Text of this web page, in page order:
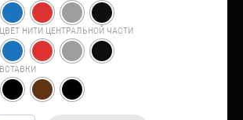
ЦВЕТ НИТИ ЦЕНТРАЛЬНОЙ ЧАСТИ
ВСТАВКИ